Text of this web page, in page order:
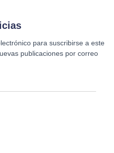
para suscribirse a este
publicaciones por correo